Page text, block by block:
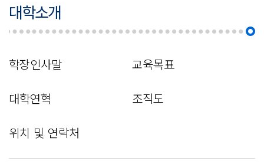
대학소개
학장인사말
교육목표
대학연혁
조직도
위치 및 연락처